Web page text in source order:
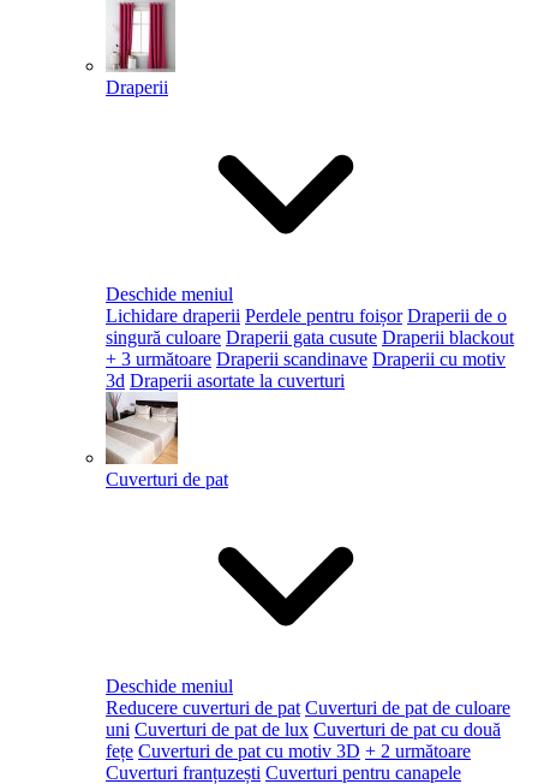
Draperii
Deschide meniul
Lichidare draperii Perdele pentru foișor Draperii de o
singură culoare Draperii gata cusute Draperii blackout
+ 3 următoare Draperii scandinave Draperii cu motiv
3d Draperii asortate la cuverturi
Cuverturi de pat
Deschide meniul
Reducere cuverturi de pat Cuverturi de pat de culoare
uni Cuverturi de pat de lux Cuverturi de pat cu două
fețe Cuverturi de pat cu motiv 3D + 2 următoare
Cuverturi franțuzești Cuverturi pentru canapele